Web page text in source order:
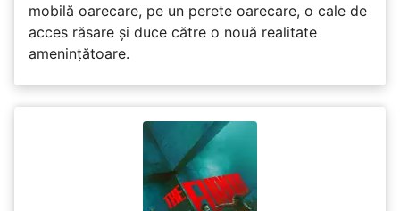
mobilă oarecare, pe un perete oarecare, o cale de
acces răsare și duce către o nouă realitate
amenințătoare.